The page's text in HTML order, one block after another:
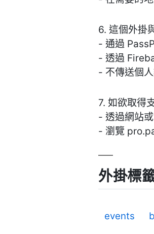
6. 這個外掛
- 通過
- 透過
- 不傳送個
7. 如欲取得
- 透過網站
- 瀏覽
外掛標
events